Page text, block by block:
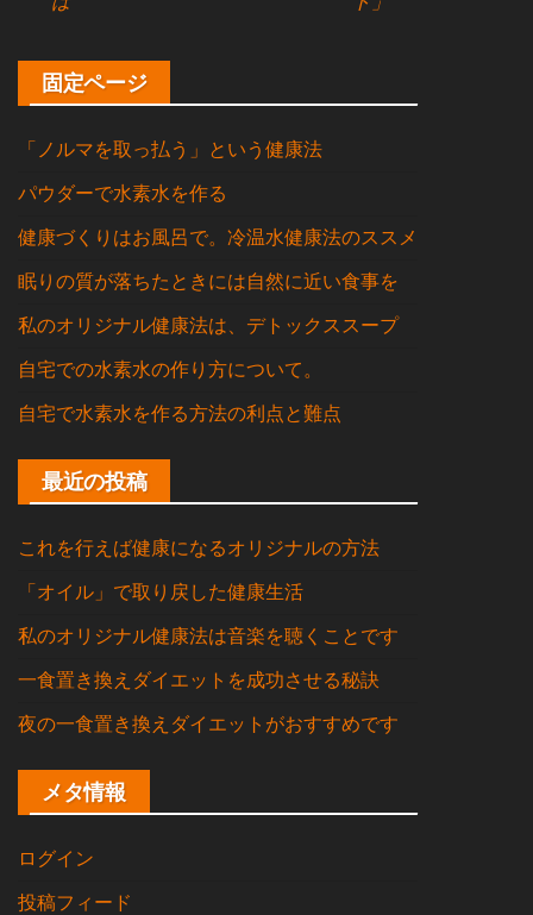
固定ページ
「ノルマを取っ払う」という健康法
パウダーで水素水を作る
健康づくりはお風呂で。冷温水健康法のススメ
眠りの質が落ちたときには自然に近い食事を
私のオリジナル健康法は、デトックススープ
自宅での水素水の作り方について。
自宅で水素水を作る方法の利点と難点
最近の投稿
これを行えば健康になるオリジナルの方法
「オイル」で取り戻した健康生活
私のオリジナル健康法は音楽を聴くことです
一食置き換えダイエットを成功させる秘訣
夜の一食置き換えダイエットがおすすめです
メタ情報
ログイン
投稿フィード